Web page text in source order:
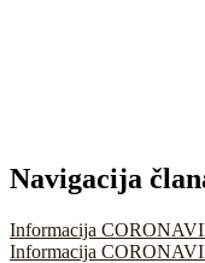
Navigacija
Informacija
Informacija